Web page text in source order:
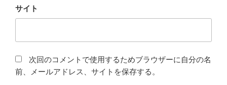
サイト
次回のコメントで使用するためブラウザーに自分の名
前、メールアドレス、サイトを保存する。